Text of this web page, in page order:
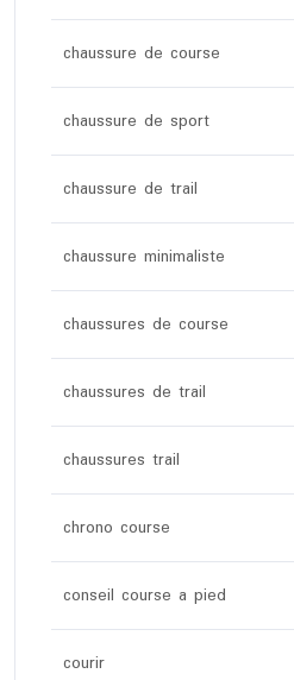
chaussure de course
chaussure de sport
chaussure de trail
chaussure minimaliste
chaussures de course
chaussures de trail
chaussures trail
chrono course
conseil course a pied
courir